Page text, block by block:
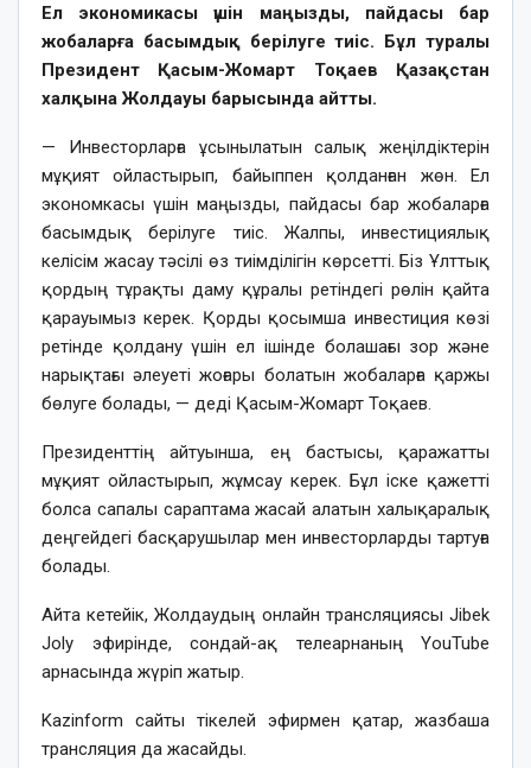
Ел экономикасы үшін маңызды, пайдасы бар
жобаларға басымдық берілуге тиіс. Бұл туралы
Президент Қасым-Жомарт Тоқаев Қазақстан
халқына Жолдауы барысында айтты.
— Инвесторларға ұсынылатын салық жеңілдіктерін
мұқият ойластырып, байыппен қолданған жөн. Ел
экономкасы үшін маңызды, пайдасы бар жобаларға
басымдық берілуге тиіс. Жалпы, инвестициялық
келісім жасау тәсілі өз тиімділігін көрсетті. Біз Ұлттық
қордың тұрақты даму құралы ретіндегі рөлін қайта
қарауымыз керек. Қорды қосымша инвестиция көзі
ретінде қолдану үшін ел ішінде болашағы зор және
нарықтағы әлеуеті жоғары болатын жобаларға қаржы
бөлуге болады, — деді Қасым-Жомарт Тоқаев.
Президенттің айтуынша, ең бастысы, қаражатты
мұқият ойластырып, жұмсау керек. Бұл іске қажетті
болса сапалы сараптама жасай алатын халықаралық
деңгейдегі басқарушылар мен инвесторларды тартуға
болады.
Айта кетейік, Жолдаудың онлайн трансляциясы Jibek
Joly эфирінде, сондай-ақ телеарнаның YouTube
арнасында жүріп жатыр.
Kazinform сайты тікелей эфирмен қатар, жазбаша
трансляция да жасайды.